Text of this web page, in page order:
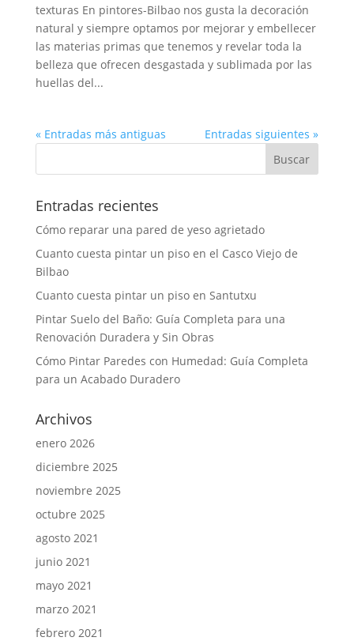
texturas En pintores-Bilbao nos gusta la decoración
natural y siempre optamos por mejorar y embellecer
las materias primas que tenemos y revelar toda la
belleza que ofrecen desgastada y sublimada por las
huellas del...
« Entradas más antiguas Entradas siguientes »
Entradas recientes
Cómo reparar una pared de yeso agrietado
Cuanto cuesta pintar un piso en el Casco Viejo de
Bilbao
Cuanto cuesta pintar un piso en Santutxu
Pintar Suelo del Baño: Guía Completa para una
Renovación Duradera y Sin Obras
Cómo Pintar Paredes con Humedad: Guía Completa
para un Acabado Duradero
Archivos
enero 2026
diciembre 2025
noviembre 2025
octubre 2025
agosto 2021
junio 2021
mayo 2021
marzo 2021
febrero 2021